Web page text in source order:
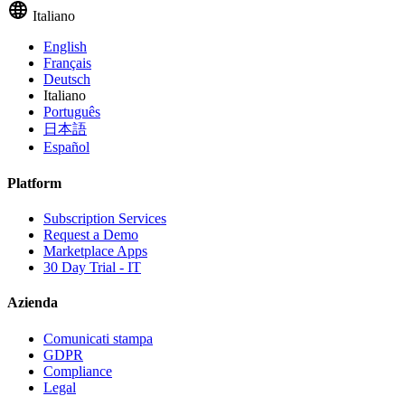
Italiano
English
Français
Deutsch
Italiano
Português
日本語
Español
Platform
Subscription Services
Request a Demo
Marketplace Apps
30 Day Trial - IT
Azienda
Comunicati stampa
GDPR
Compliance
Legal